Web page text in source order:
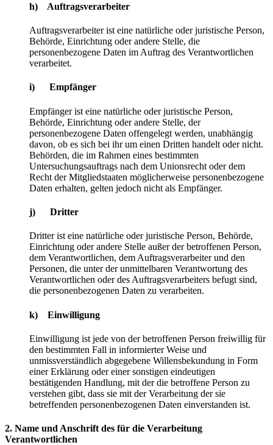
h) Auftragsverarbeiter
Auftragsverarbeiter ist eine natürliche oder juristische Person,
Behörde, Einrichtung oder andere Stelle, die
personenbezogene Daten im Auftrag des Verantwortlichen
verarbeitet.
i) Empfänger
Empfänger ist eine natürliche oder juristische Person,
Behörde, Einrichtung oder andere Stelle, der
personenbezogene Daten offengelegt werden, unabhängig
davon, ob es sich bei ihr um einen Dritten handelt oder nicht.
Behörden, die im Rahmen eines bestimmten
Untersuchungsauftrags nach dem Unionsrecht oder dem
Recht der Mitgliedstaaten möglicherweise personenbezogene
Daten erhalten, gelten jedoch nicht als Empfänger.
j) Dritter
Dritter ist eine natürliche oder juristische Person, Behörde,
Einrichtung oder andere Stelle außer der betroffenen Person,
dem Verantwortlichen, dem Auftragsverarbeiter und den
Personen, die unter der unmittelbaren Verantwortung des
Verantwortlichen oder des Auftragsverarbeiters befugt sind,
die personenbezogenen Daten zu verarbeiten.
k) Einwilligung
Einwilligung ist jede von der betroffenen Person freiwillig für
den bestimmten Fall in informierter Weise und
unmissverständlich abgegebene Willensbekundung in Form
einer Erklärung oder einer sonstigen eindeutigen
bestätigenden Handlung, mit der die betroffene Person zu
verstehen gibt, dass sie mit der Verarbeitung der sie
betreffenden personenbezogenen Daten einverstanden ist.
2. Name und Anschrift des für die Verarbeitung
Verantwortlichen